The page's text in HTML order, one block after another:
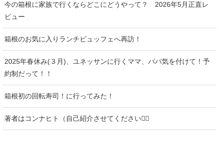
今の箱根に家族で行くならどこにどうやって？ 2026年5月正直レ
ビュー
箱根のお気に入りランチビュッフェへ再訪！
2025年春休み(３月)、ユネッサンに行くママ、パパ気を付けて！予
約制だって！！
箱根初の回転寿司！に行ってみた！
著者はコンナヒト（自己紹介させてください♡⃛